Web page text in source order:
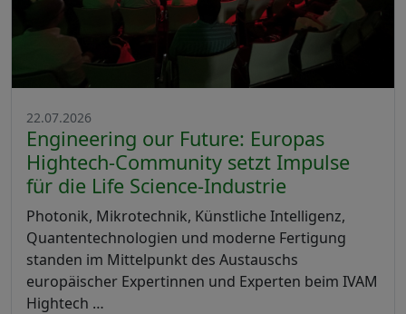
22.07.2026
Engineering our Future: Europas
Hightech-Community setzt Impulse
für die Life Science-Industrie
Photonik, Mikrotechnik, Künstliche Intelligenz,
Quantentechnologien und moderne Fertigung
standen im Mittelpunkt des Austauschs
europäischer Expertinnen und Experten beim IVAM
Hightech …